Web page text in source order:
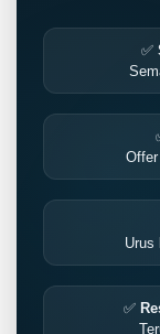
✅
Urus
✅